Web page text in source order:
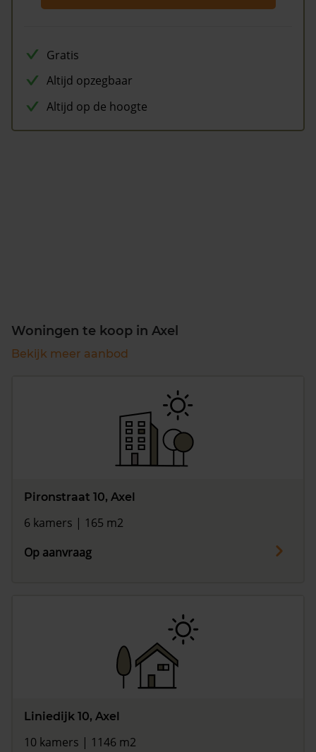
Gratis
Altijd opzegbaar
Altijd op de hoogte
Woningen te koop in Axel
Bekijk meer aanbod
Pironstraat 10, Axel
6 kamers | 165 m2
Op aanvraag
Liniedijk 10, Axel
10 kamers | 1146 m2